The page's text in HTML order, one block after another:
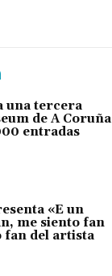
una tercera
de A Coruña
entradas
«E un
me siento fan
fan del artista